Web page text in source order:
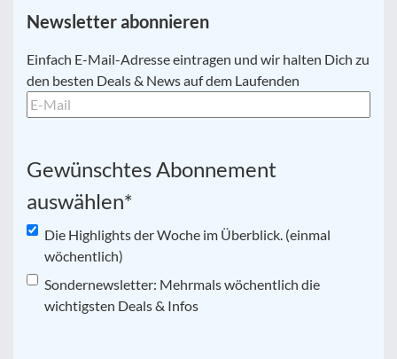
Newsletter abonnieren
E-
Mail *
Einfach E-Mail-Adresse eintragen und wir halten Dich zu
den besten Deals & News auf dem Laufenden
Gewünschtes Abonnement
auswählen*
Die Highlights der Woche im Überblick. (einmal
wöchentlich)
Sondernewsletter: Mehrmals wöchentlich die
wichtigsten Deals & Infos